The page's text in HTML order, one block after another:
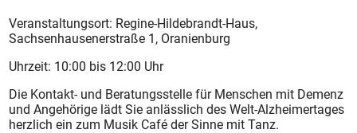
Veranstaltungsort: Regine-Hildebrandt-Haus,
Sachsenhausenerstraße 1, Oranienburg
Uhrzeit: 10:00 bis 12:00 Uhr
Die Kontakt- und Beratungsstelle für Menschen mit Demenz
und Angehörige lädt Sie anlässlich des Welt-Alzheimertages
herzlich ein zum Musik Café der Sinne mit Tanz.